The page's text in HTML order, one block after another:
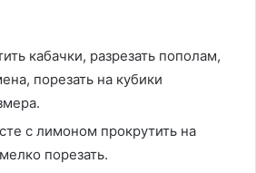
кабачки, разрезать пополам,
порезать на кубики
с лимоном прокрутить на
порезать.